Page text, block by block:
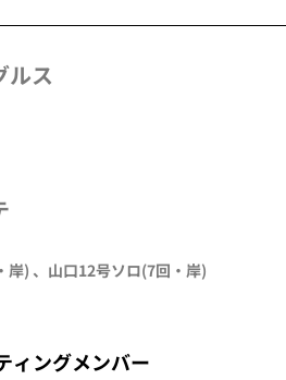
ルス
岸) 、 山口12号ソロ(7回・ 岸)
ィングメンバー